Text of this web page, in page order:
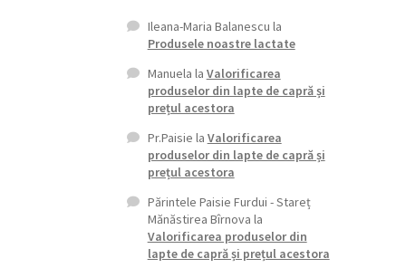
Ileana-Maria Balanescu la
Produsele noastre lactate
Manuela la Valorificarea
produselor din lapte de capră și
prețul acestora
Pr.Paisie la Valorificarea
produselor din lapte de capră și
prețul acestora
Părintele Paisie Furdui - Stareț
Mănăstirea Bîrnova la
Valorificarea produselor din
lapte de capră și prețul acestora